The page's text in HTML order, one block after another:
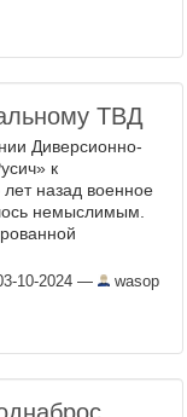
ТВД
Диверсионно-
к
назад военное
немыслимым.
10-2024 — wasop